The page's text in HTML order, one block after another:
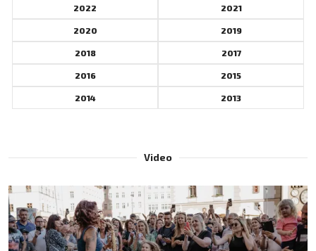
2022 2021
2020 2019
2018 2017
2016 2015
2014 2013
Video